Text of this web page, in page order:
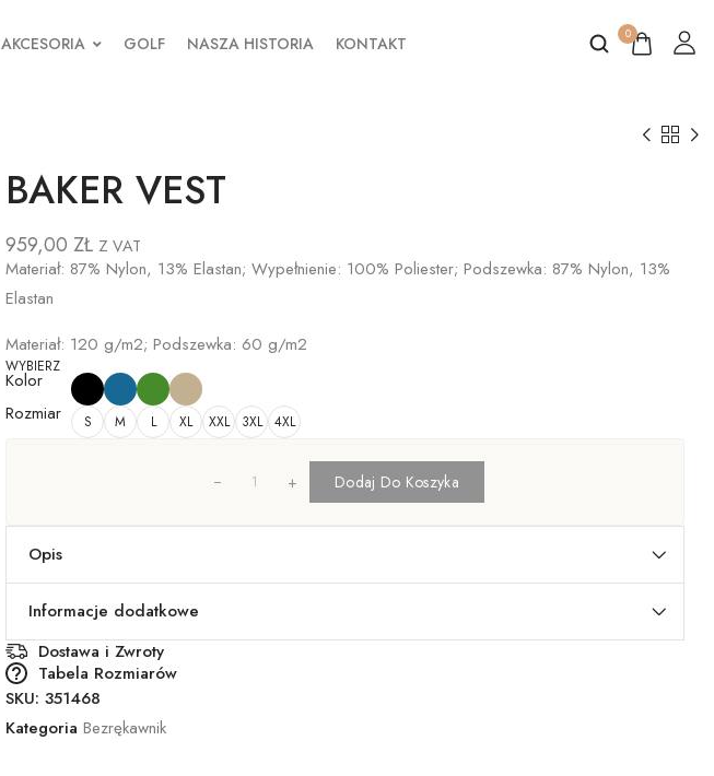
AKCESORIA GOLF NASZA HISTORIA KONTAKT 0
BAKER VEST
959,00 ZŁ Z VAT
Materiał: 87% Nylon, 13% Elastan; Wypełnienie: 100% Poliester; Podszewka: 87% Nylon, 13%
Elastan
Materiał: 120 g/m2; Podszewka: 60 g/m2
WYBIERZ
Kolor
Rozmiar
S M L XL XXL 3XL 4XL
+ Dodaj Do Koszyka
Opis
Informacje dodatkowe
Dostawa i Zwroty
Tabela Rozmiarów
SKU: 351468
Kategoria Bezrękawnik